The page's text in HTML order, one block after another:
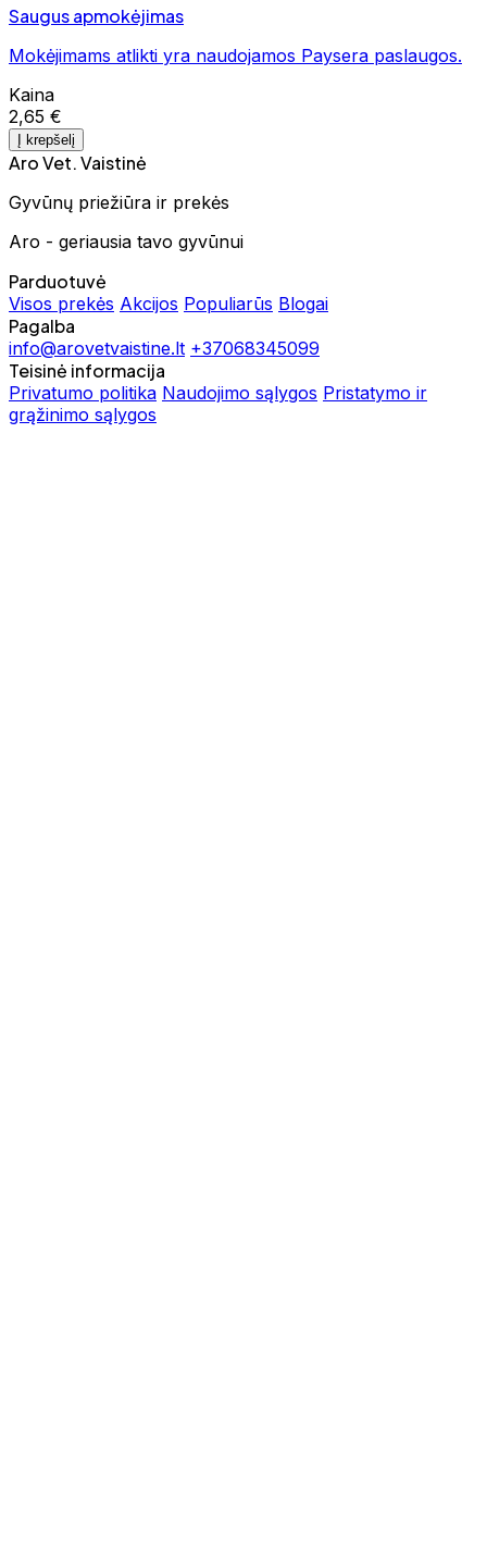
Saugus apmokėjimas
Mokėjimams atlikti yra naudojamos Paysera paslaugos.
Kaina
2,65 €
Į krepšelį
Aro Vet. Vaistinė
Gyvūnų priežiūra ir prekės
Aro - geriausia tavo gyvūnui
Parduotuvė
Visos prekės Akcijos Populiarūs Blogai
Pagalba
info@arovetvaistine.lt +37068345099
Teisinė informacija
Privatumo politika Naudojimo sąlygos Pristatymo ir
grąžinimo sąlygos